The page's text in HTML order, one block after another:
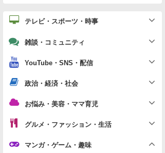
テレビ・スポーツ・時事
雑談・コミュニティ
YouTube・SNS・配信
政治・経済・社会
お悩み・美容・ママ育児
グルメ・ファッション・生活
マンガ・ゲーム・趣味